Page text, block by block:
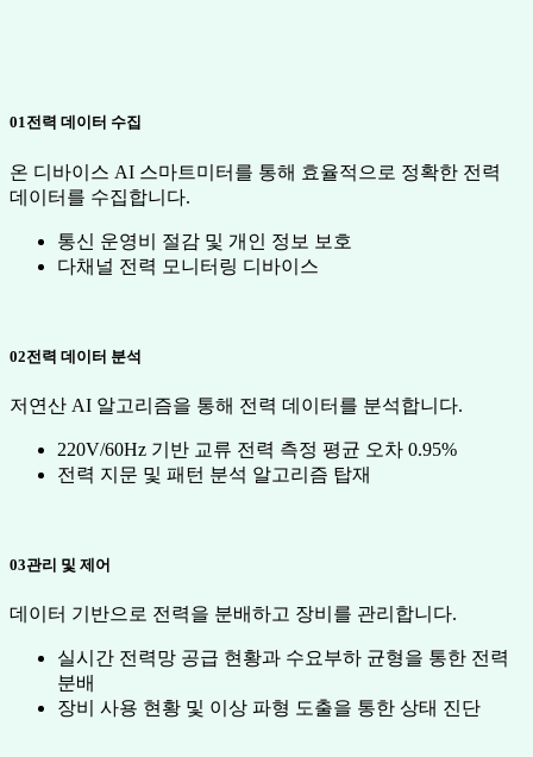
01전력 데이터 수집
온 디바이스 AI 스마트미터를 통해 효율적으로 정확한 전력
데이터를 수집합니다.
통신 운영비 절감 및 개인 정보 보호
다채널 전력 모니터링 디바이스
02전력 데이터 분석
저연산 AI 알고리즘을 통해 전력 데이터를 분석합니다.
220V/60Hz 기반 교류 전력 측정 평균 오차 0.95%
전력 지문 및 패턴 분석 알고리즘 탑재
03관리 및 제어
데이터 기반으로 전력을 분배하고 장비를 관리합니다.
실시간 전력망 공급 현황과 수요부하 균형을 통한 전력
분배
장비 사용 현황 및 이상 파형 도출을 통한 상태 진단